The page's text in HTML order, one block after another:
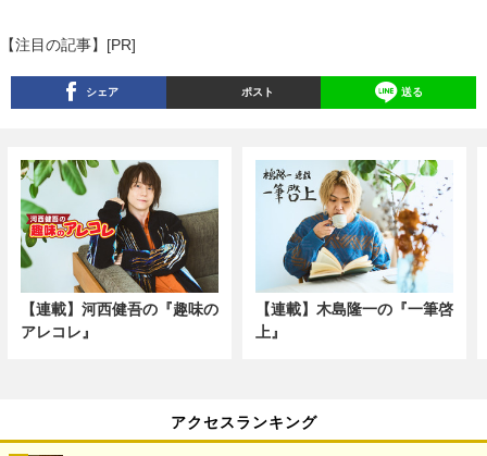
【注目の記事】[PR]
シェア ポスト 送る
【連載】河西健吾の『趣味の
アレコレ』
【連載】木島隆一の『一筆啓
上』
アクセスランキング